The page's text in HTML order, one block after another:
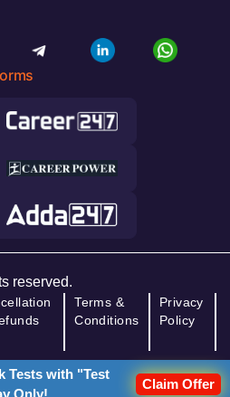
reserved.
Terms &
Conditions
Privacy
Policy
Tests with "Test
Only!
Claim Offer